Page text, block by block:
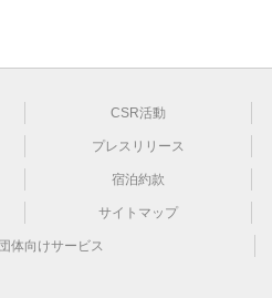
CSR活動
プレスリリース
宿泊約款
サイトマップ
体向けサービス